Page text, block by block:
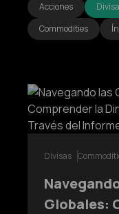
Acciones
Commodities
Divisas
Globales: